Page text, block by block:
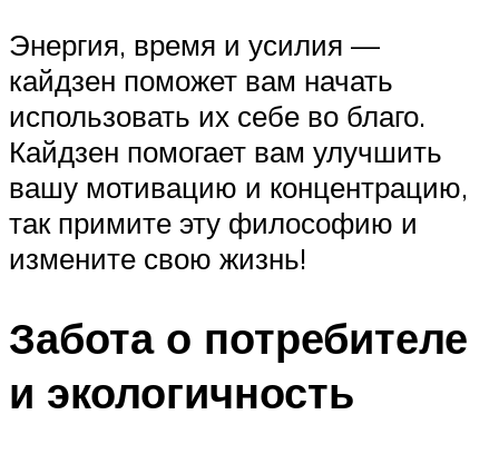
Энергия, время и усилия —
кайдзен поможет вам начать
использовать их себе во благо.
Кайдзен помогает вам улучшить
вашу мотивацию и концентрацию,
так примите эту философию и
измените свою жизнь!
Забота о потребителе
и экологичность